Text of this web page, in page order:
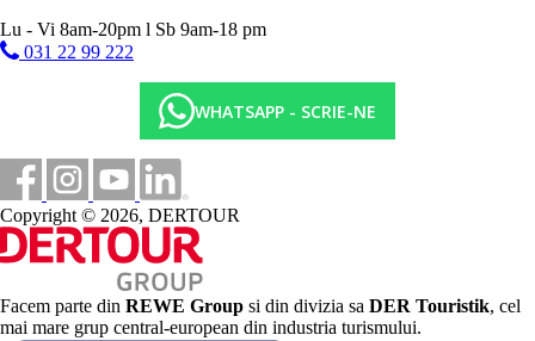
plaja cu nisip
divertisment de seara
tenis de masa
animatori
masaj
Activitati sportive contra cost
sauna
spa & centru de wellness
fitness
cada cu hidromasaj/jacuzzi
Lu - Vi 8am-20pm l Sb 9am-18 pm
031 22 99 222
WHATSAPP - SCRIE-NE
Copyright © 2026, DERTOUR
Facem parte din REWE Group si din divizia sa DER Touristik, cel
mai mare grup central-european din industria turismului.